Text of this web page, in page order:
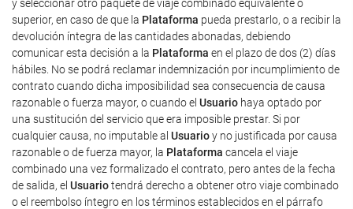
y seleccionar otro paquete de viaje combinado equivalente o
superior, en caso de que la Plataforma pueda prestarlo, o a recibir la
devolución íntegra de las cantidades abonadas, debiendo
comunicar esta decisión a la Plataforma en el plazo de dos (2) días
hábiles. No se podrá reclamar indemnización por incumplimiento de
contrato cuando dicha imposibilidad sea consecuencia de causa
razonable o fuerza mayor, o cuando el Usuario haya optado por
una sustitución del servicio que era imposible prestar. Si por
cualquier causa, no imputable al Usuarioy no justificada por causa
razonable o de fuerza mayor, la Plataforma cancela el viaje
combinado una vez formalizado el contrato, pero antes de la fecha
de salida, el Usuariotendrá derecho a obtener otro viaje combinado
o el reembolso íntegro en los términos establecidos en el párrafo